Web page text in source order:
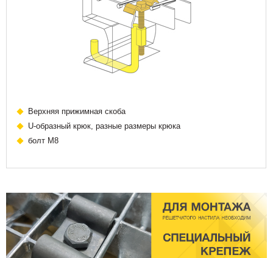
Верхняя прижимная скоба
U-образный крюк, разные размеры крюка
болт М8